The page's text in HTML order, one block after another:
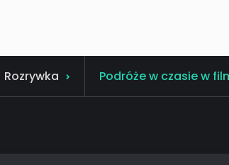
Rozrywka Podróże w czasie w